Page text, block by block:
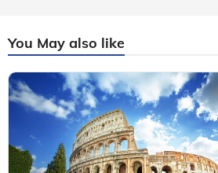
You May also like